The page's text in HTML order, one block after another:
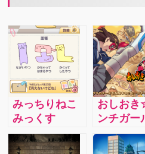
みっちりねこ
みっくす
【vol.5】:『は
じめての日
おしお
ンチガー
「カイチ
の一撃で